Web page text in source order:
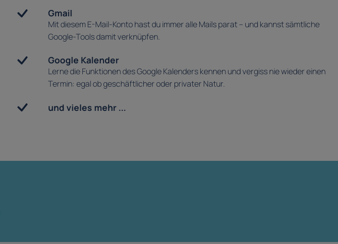
Gmail
Mit diesem E-Mail-Konto hast du immer alle Mails parat – und kannst sämtliche
Google-Tools damit verknüpfen.
Google Kalender
Lerne die Funktionen des Google Kalenders kennen und vergiss nie wieder einen
Termin: egal ob geschäftlicher oder privater Natur.
und vieles mehr ...